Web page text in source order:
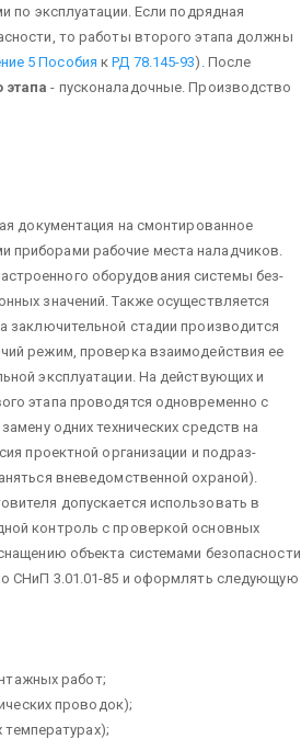
по эксплуатации. Если подрядная
то работы второго этапа должны
5 Пособия кРД 78.145-93). После
этапа - пусконаладочные. Производство
до­кументация на смонтированное
приборами рабо­чие места наладчиков.
оборудования системы без­
зна­чений. Также осуществляется
заключительной стадии производит­ся
ре­жим, проверка взаимодействия ее
эксплуата­ции. На действующих и
этапа проводятся одно­временно с
одних технических средств на
проектной организации и подраз­
вневедомственной охраной).
допускается использовать в
контроль с проверкой основных
объекта системами без­опасности
СНиП 3.01.01-85 и оформлять следу­ющую
ра­бот;
про­водок);